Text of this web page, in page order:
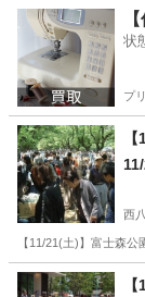
東京 町田市
状
プ
西
【11/21(土)】富士森
東京 八王子市